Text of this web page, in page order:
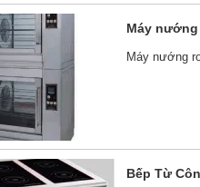
Máy
Máy nướng
Bếp Từ